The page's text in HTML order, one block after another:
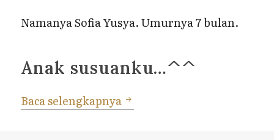
Namanya Sofia Yusya. Umurnya 7 bulan.
Anak susuanku…^^
Baca selengkapnya Ziyad dan Thoriq Punya